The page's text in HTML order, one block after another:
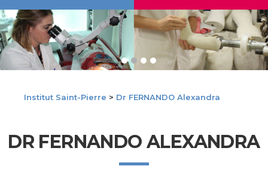
Institut Saint-Pierre > Dr FERNANDO Alexandra
DR FERNANDO ALEXANDRA